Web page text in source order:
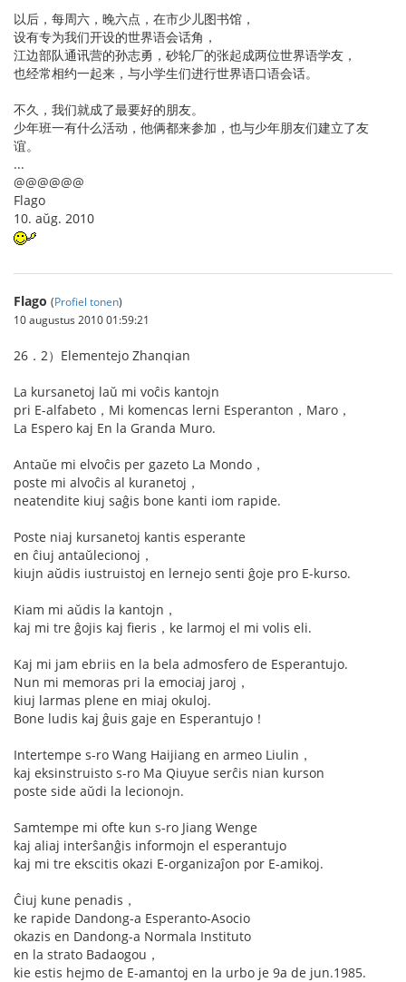
以后，每周六，晚六点，在市少儿图书馆，
设有专为我们开设的世界语会话角，
江边部队通讯营的孙志勇，砂轮厂的张起成两位世界语学友，
也经常相约一起来，与小学生们进行世界语口语会话。
不久，我们就成了最要好的朋友。
少年班一有什么活动，他俩都来参加，也与少年朋友们建立了友
谊。
...
@@@@@@
Flago
10. aŭg. 2010
Flago (Profiel tonen)
10 augustus 2010 01:59:21
26．2）Elementejo Zhanqian
La kursanetoj laŭ mi voĉis kantojn
pri E-alfabeto，Mi komencas lerni Esperanton，Maro，
La Espero kaj En la Granda Muro.
Antaŭe mi elvoĉis per gazeto La Mondo，
poste mi alvoĉis al kuranetoj，
neatendite kiuj saĝis bone kanti iom rapide.
Poste niaj kursanetoj kantis esperante
en ĉiuj antaŭlecionoj，
kiujn aŭdis iustruistoj en lernejo senti ĝoje pro E-kurso.
Kiam mi aŭdis la kantojn，
kaj mi tre ĝojis kaj fieris，ke larmoj el mi volis eli.
Kaj mi jam ebriis en la bela admosfero de Esperantujo.
Nun mi memoras pri la emociaj jaroj，
kiuj larmas plene en miaj okuloj.
Bone ludis kaj ĝuis gaje en Esperantujo！
Intertempe s-ro Wang Haijiang en armeo Liulin，
kaj eksinstruisto s-ro Ma Qiuyue serĉis nian kurson
poste side aŭdi la lecionojn.
Samtempe mi ofte kun s-ro Jiang Wenge
kaj aliaj interŝanĝis informojn el esperantujo
kaj mi tre ekscitis okazi E-organizaĵon por E-amikoj.
Ĉiuj kune penadis，
ke rapide Dandong-a Esperanto-Asocio
okazis en Dandong-a Normala Instituto
en la strato Badaogou，
kie estis hejmo de E-amantoj en la urbo je 9a de jun.1985.